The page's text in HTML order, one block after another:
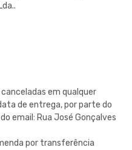
.
em qualquer
de entrega, por parte do
email: Rua José Gonçalves
por transferência